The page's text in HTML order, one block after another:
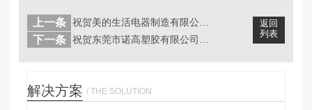
返回
列表
上一条
下一条
解决方案 / THE SOLUTION